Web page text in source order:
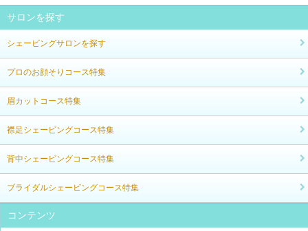
サロンを探す
シェービングサロンを探す
プロのお顔そりコース特集
眉カットコース特集
襟足シェービングコース特集
背中シェービングコース特集
ブライダルシェービングコース特集
コンテンツ